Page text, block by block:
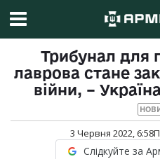
Трибунал для
лаврова стане
війни, –
3 Червня 2022, 6:58
Слідкуйте за